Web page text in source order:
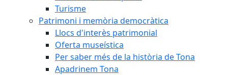
Turisme
Patrimoni i memòria democràtica
Llocs d'interès patrimonial
Oferta museística
Per saber més de la història de Tona
Apadrinem Tona